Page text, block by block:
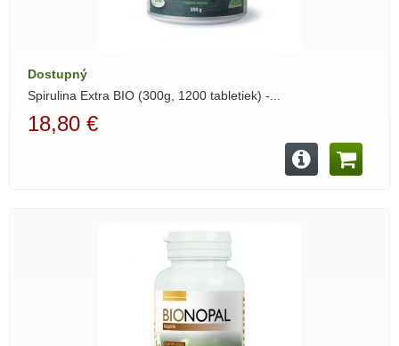
Dostupný
Spirulina Extra BIO (300g, 1200 tabletiek) -...
18,80 €